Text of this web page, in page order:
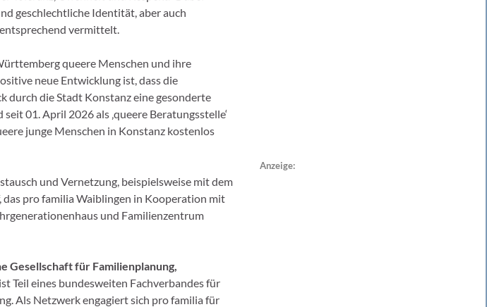
geschlechtliche Identität, aber auch
vermittelt.
queere Menschen und ihre
neue Entwicklung ist, dass die
durch die Stadt Konstanz eine gesonderte
01. April 2026 als ‚queere Beratungsstelle‘
junge Menschen in Konstanz kostenlos
und Vernetzung, beispielsweise mit dem
pro familia Waiblingen in Kooperation mit
und Familienzentrum
Gesellschaft für Familienplanung,
ist Teil eines bundesweiten Fachverbandes für
Als Netzwerk engagiert sich pro familia für
Anzeige: